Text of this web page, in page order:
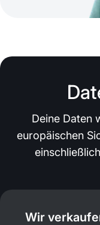
Deine Daten
europäischen
Wir